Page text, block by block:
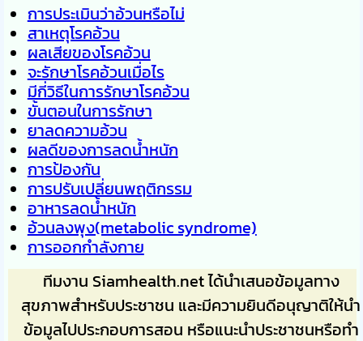
การประเมินว่าอ้วนหรือไม่
สาเหตุโรคอ้วน
ผลเสียของโรคอ้วน
จะรักษาโรคอ้วนเมื่อไร
มีกี่วิธีในการรักษาโรคอ้วน
ขั้นตอนในการรักษา
ยาลดความอ้วน
ผลดีของการลดน้ำหนัก
การป้องกัน
การปรับเปลี่ยนพฤติกรรม
อาหารลดน้ำหนัก
อ้วนลงพุง(metabolic syndrome)
การออกกำลังกาย
ทีมงาน Siamhealth.net ได้นำเสนอข้อมูลทาง
สุขภาพสำหรับประชาชน และมีความยินดีอนุญาติให้นำ
ข้อมูลไปประกอบการสอน หรือแนะนำประชาชนหรือทำ